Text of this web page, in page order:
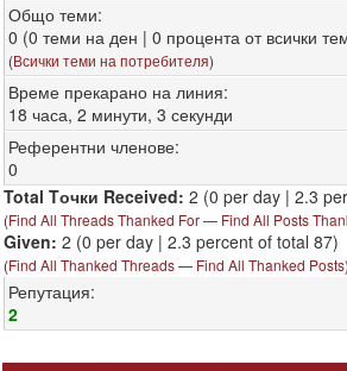
Общо теми:
0 (0 теми на ден | 0 процента от всички
(Всички теми на потребителя)
Време прекарано на линия:
18 часа, 2 минути, 3 секунди
Референтни членове:
0
Total Tочки Received: 2 (0 per day | 2.3
(Find All Threads Thanked For— Find All Posts
Given: 2 (0 per day | 2.3 percent of total 87)
(Find All Thanked Threads— Find All Thanked Posts)
Репутация:
2